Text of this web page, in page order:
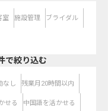
室 施設管理 ブライダル
で絞り込む
なし 残業月20時間以内
せる 中国語を活かせる